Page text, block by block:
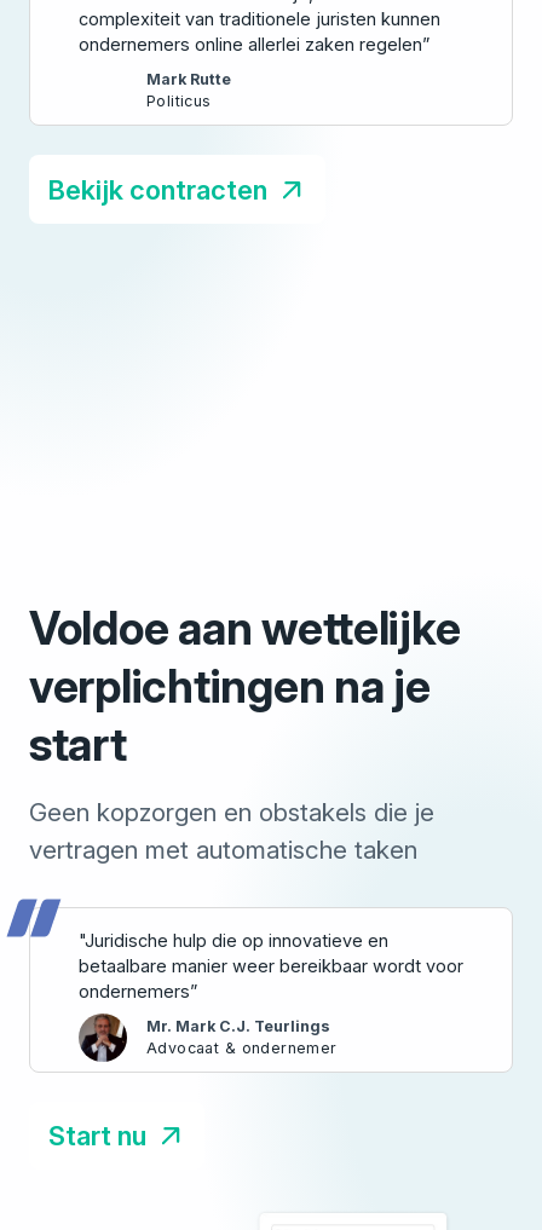
complexiteit van traditionele juristen kunnen
ondernemers online allerlei zaken regelen”
Mark Rutte
Politicus
Bekijk contracten
Voldoe aan wettelijke
verplichtingen na je
start
Geen kopzorgen en obstakels die je
vertragen met automatische taken
"Juridische hulp die op innovatieve en
betaalbare manier weer bereikbaar wordt voor
ondernemers”
Mr. Mark C.J. Teurlings
Advocaat & ondernemer
Start nu